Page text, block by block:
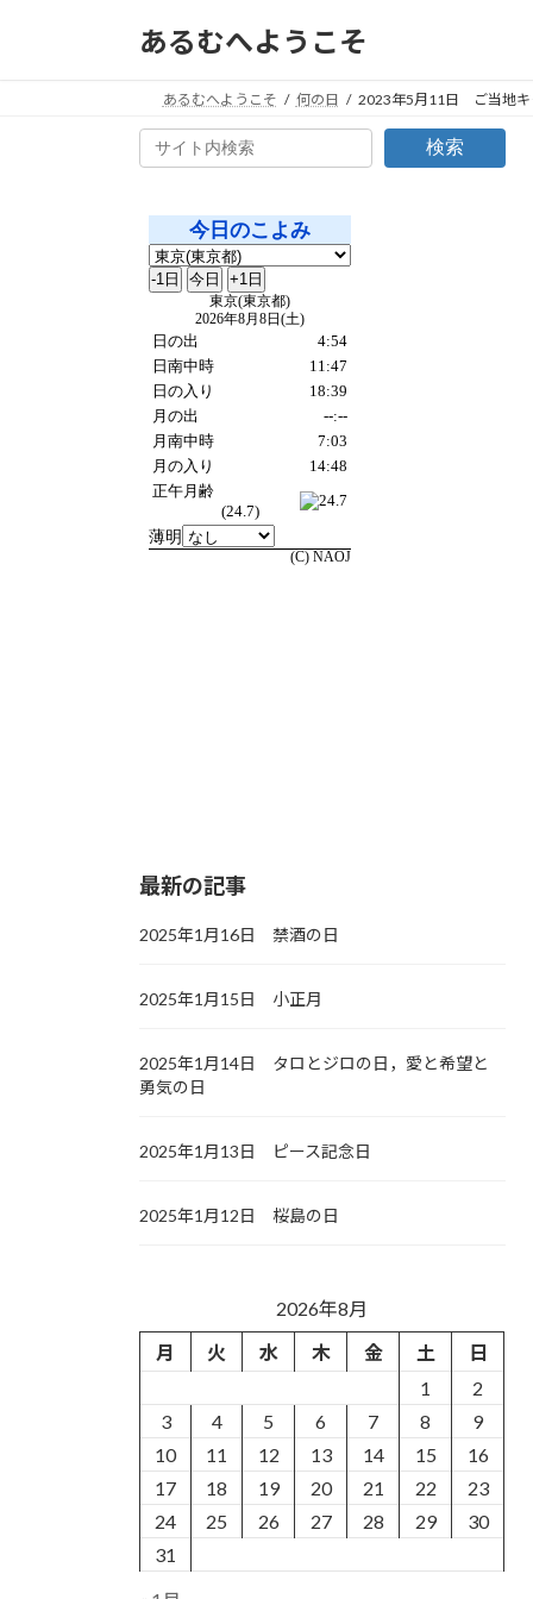
あるむへようこそ
あるむへようこそ 何の日 2023年5月11日 ご当地キ
検索
最新の記事
2025年1月16日 禁酒の日
2025年1月15日 小正月
2025年1月14日 タロとジロの日，愛と希望と
勇気の日
2025年1月13日 ピース記念日
2025年1月12日 桜島の日
2026年8月
月
火 水 木 金 土
日
1
2
3
4 5 6 7 8
9
10
11 12 13 14 15
16
17
18 19 20 21 22
23
24
25 26 27 28 29
30
31